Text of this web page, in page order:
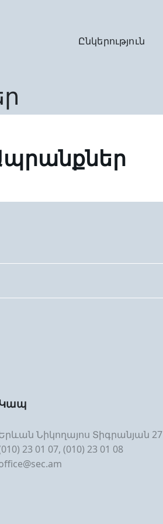
Ընկերություն
Նիկողայոս Տիգրանյան 27
23 01 07, (010) 23 01 08